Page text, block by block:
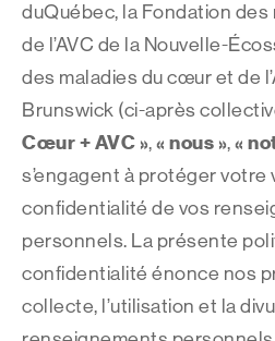
duQuébec, la Fondation
de l’AVC de la Nouvelle-
des maladies du cœur et de
Brunswick (ci-après
Cœur + AVC », « nous », «
s’engagent à protéger votre
confidentialité de vos
personnels. La présente
confidentialité énonce nos
collecte, l’utilisation et la